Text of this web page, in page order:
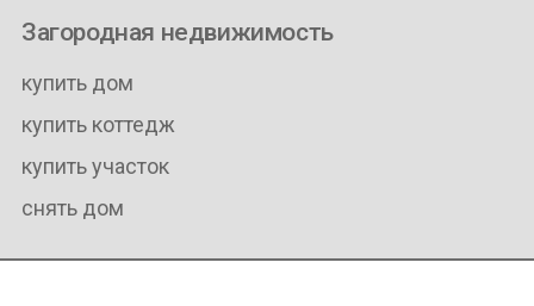
Загородная недвижимость
купить дом
купить коттедж
купить участок
снять дом